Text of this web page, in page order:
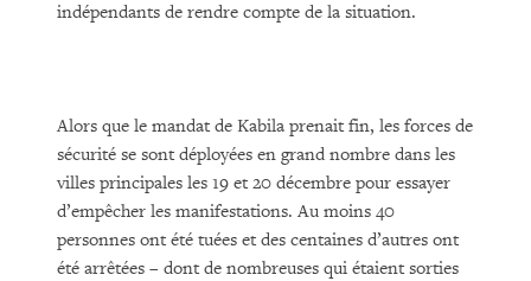
indépendants de rendre compte de la situation.
Alors que le mandat de Kabila prenait fin, les forces de
sécurité se sont déployées en grand nombre dans les
villes principales les 19 et 20 décembre pour essayer
d’empêcher les manifestations. Au moins 40
personnes ont été tuées et des centaines d’autres ont
été arrêtées – dont de nombreuses qui étaient sorties